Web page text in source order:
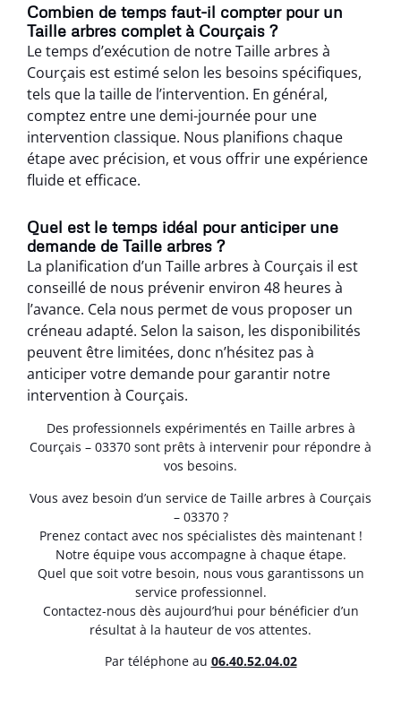
Combien de temps faut-il compter pour un
Taille arbres complet à Courçais ?
Le temps d’exécution de notre Taille arbres à
Courçais est estimé selon les besoins spécifiques,
tels que la taille de l’intervention. En général,
comptez entre une demi-journée pour une
intervention classique. Nous planifions chaque
étape avec précision, et vous offrir une expérience
fluide et efficace.
Quel est le temps idéal pour anticiper une
demande de Taille arbres ?
La planification d’un Taille arbres à Courçais il est
conseillé de nous prévenir environ 48 heures à
l’avance. Cela nous permet de vous proposer un
créneau adapté. Selon la saison, les disponibilités
peuvent être limitées, donc n’hésitez pas à
anticiper votre demande pour garantir notre
intervention à Courçais.
Des professionnels expérimentés en Taille arbres à
Courçais – 03370 sont prêts à intervenir pour répondre à
vos besoins.
Vous avez besoin d’un service de Taille arbres à Courçais
– 03370 ?
Prenez contact avec nos spécialistes dès maintenant !
Notre équipe vous accompagne à chaque étape.
Quel que soit votre besoin, nous vous garantissons un
service professionnel.
Contactez-nous dès aujourd’hui pour bénéficier d’un
résultat à la hauteur de vos attentes.
Par téléphone au 06.40.52.04.02